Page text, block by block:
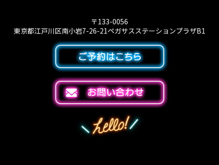
〒133-0056
東京都江戸川区南小岩7-26-21ペガサスステーションプラザB1